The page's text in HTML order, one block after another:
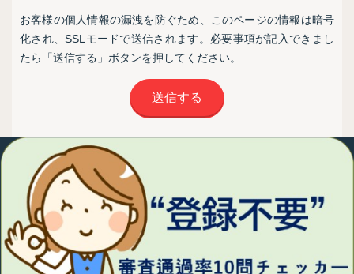
お客様の個人情報の漏洩を防ぐため、このページの情報は暗号
化され、SSLモードで送信されます。 必要事項が記入できまし
たら「送信する」ボタンを押してください。